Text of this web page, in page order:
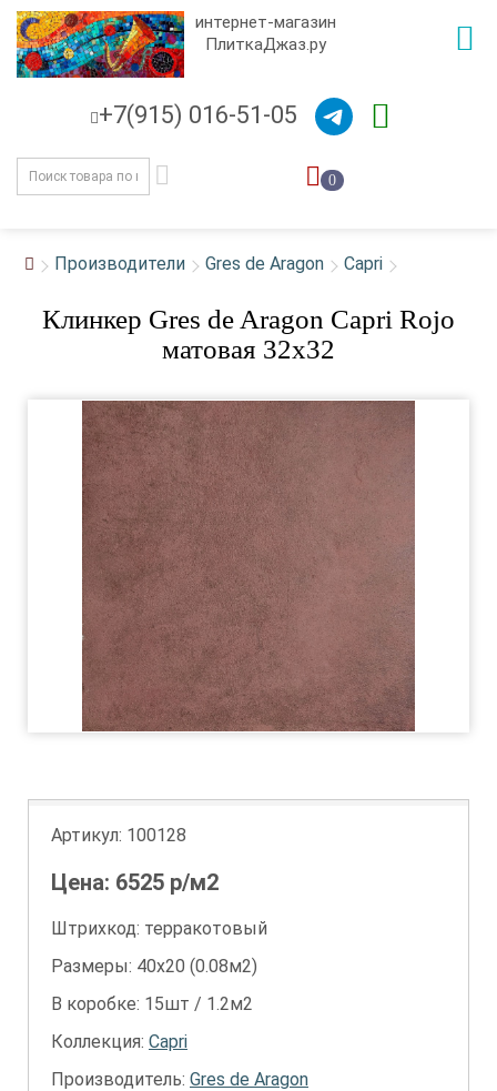
интернет-магазин
ПлиткаДжаз.ру
+7(915) 016-51-05
0
Производители Gres de Aragon Capri
Клинкер Gres de Aragon Capri Rojo
матовая 32x32
Артикул: 100128
Цена: 6525 р/м2
Штрихкод: терракотовый
Размеры: 40х20 (0.08м2)
В коробке: 15шт / 1.2м2
Коллекция: Capri
Производитель: Gres de Aragon